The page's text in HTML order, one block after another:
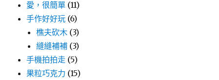
愛，很簡單 (11)
手作好好玩 (6)
樵夫砍木 (3)
縫縫補補 (3)
手機拍拍走 (5)
果粒巧克力 (15)